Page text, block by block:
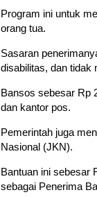
Program ini untuk
orang tua.
Sasaran
disabilitas, dan tidak
Bansos sebesar Rp
dan kantor pos.
Pemerintah juga
Nasional (JKN).
Bantuan ini sebesar
sebagai Penerima